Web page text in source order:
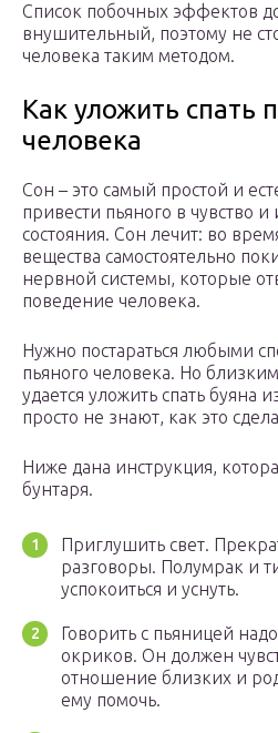
Список побочных эффектов
внушительный, поэтому не
человека таким методом.
Как уложить спать
человека
Сон – это самый простой и
привести пьяного в чувство и
состояния. Сон лечит: во
вещества самостоятельно
нервной системы, которые
поведение человека.
Нужно постараться любыми
пьяного человека. Но
удается уложить спать буяна
просто не знают, как это
Ниже дана инструкция,
бунтаря.
Приглушить свет.
разговоры. Полумрак и
успокоиться и уснуть.
Говорить с пьяницей
окриков. Он должен
отношение близких и
ему помочь.